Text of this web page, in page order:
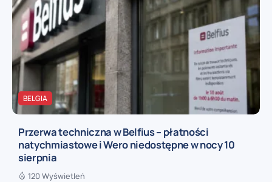
BELGIA
Przerwa techniczna w Belfius – płatności
natychmiastowe i Wero niedostępne w nocy 10
sierpnia
120 Wyświetleń